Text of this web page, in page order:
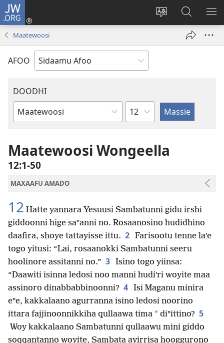
JW.ORG
Webisayitete
(opens
JW.ORG
Aana
Hasiꞌri
Maatewoosi
AFOO
DOODHI
Maxaafu
Chapter
Maatewoosi Wongeella
12:1-50
MAXAAFU AMADO
12 Hatte yannara Yesuusi Sambatunni gidu irshi
giddoonni hige saꞌꞌanni no. Rosaanosino hudidhino
daafira, shoye tattayisse ittu. 2 Farisootu tenne laꞌe
togo yitusi: “Lai, rosaanokki Sambatunni seeru
hoolinore assitanni no.” 3 Isino togo yiinsa:
“Daawiti isinna ledosi noo manni hudiꞌri woyite maa
assinoro dinabbabbinoonni? 4 Isi Maganu minira
eꞌꞌe, kakkalaano agurranna isino ledosi noorino
ittara fajjinoonnikkiha qullaawa tima * diꞌꞌittino? 5
Woy kakkalaano Sambatunni qullaawu mini giddo
soqqantanno woyite, Sambata ayirrisa hooggurono